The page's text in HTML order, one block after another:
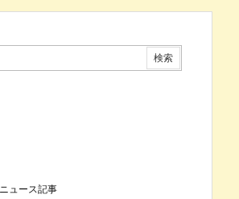
ニュース記事